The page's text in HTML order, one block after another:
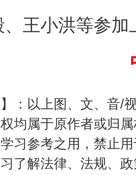
小洪等参加
】：以上图、文、音/
均属于原作者或归
习参考之用，禁止
了解法律、法规、